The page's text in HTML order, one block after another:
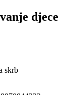
djece
skrb